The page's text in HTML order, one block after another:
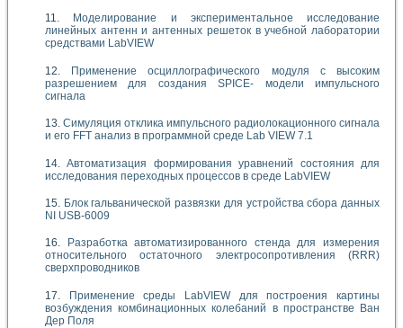
Моделирование и экспериментальное исследование
линейных антенн и антенных решеток в учебной лаборатории
средствами LabVIEW
Применение осциллографического модуля с высоким
разрешением для создания SPICE- модели импульсного
сигнала
Симуляция отклика импульсного радиолокационного сигнала
и его FFT анализ в программной среде Lab VIEW 7.1
Автоматизация формирования уравнений состояния для
исследования переходных процессов в среде LabVIEW
Блок гальванической развязки для устройства сбора данных
NI USB-6009
Разработка автоматизированного стенда для измерения
относительного остаточного электросопротивления (RRR)
сверхпроводников
Применение среды LabVIEW для построения картины
возбуждения комбинационных колебаний в пространстве Ван
Дер Поля